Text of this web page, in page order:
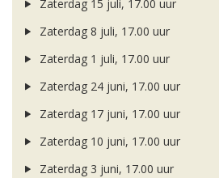
Zaterdag 15 juli, 17.00 uur
Zaterdag 8 juli, 17.00 uur
Zaterdag 1 juli, 17.00 uur
Zaterdag 24 juni, 17.00 uur
Zaterdag 17 juni, 17.00 uur
Zaterdag 10 juni, 17.00 uur
Zaterdag 3 juni, 17.00 uur